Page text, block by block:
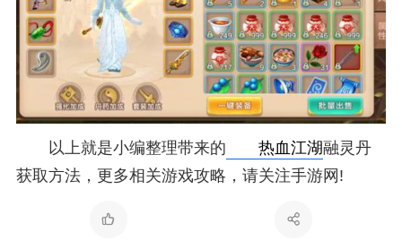
以上就是小编整理带来的 热血江湖融灵丹
获取方法，更多相关游戏攻略，请关注手游网!